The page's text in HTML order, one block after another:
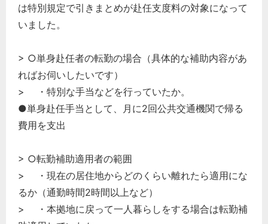
は特別規定で引きまとめが赴任支度料の対象になって
いました。
> ○単身赴任者の転勤の場合（具体的な補助内容があ
ればお伺いしたいです）
> ・特別な手当などを行っていたか。
●単身赴任手当として、月に2回公共交通機関で帰る
費用を支出
> ○転勤補助適用者の範囲
> ・現在の居住地からどのくらい離れたら適用にな
るか（通勤時間2時間以上など）
> ・本拠地に戻って一人暮らしをする場合は転勤補